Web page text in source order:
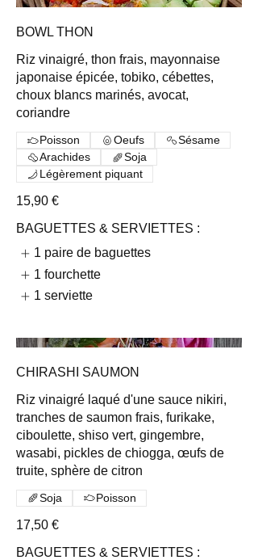
BOWL THON
Riz vinaigré, thon frais, mayonnaise
japonaise épicée, tobiko, cébettes,
choux blancs marinés, avocat,
coriandre
15,90 €
Poisson Oeufs
Sésame
Arachides
Soja
Légèrement piquant
BAGUETTES & SERVIETTES :
1 paire de baguettes
1 fourchette
1 serviette
CHIRASHI SAUMON
Riz vinaigré laqué d'une sauce nikiri,
tranches de saumon frais, furikake,
ciboulette, shiso vert, gingembre,
wasabi, pickles de chiogga, œufs de
truite, sphère de citron
17,50 €
Soja Poisson
BAGUETTES & SERVIETTES :